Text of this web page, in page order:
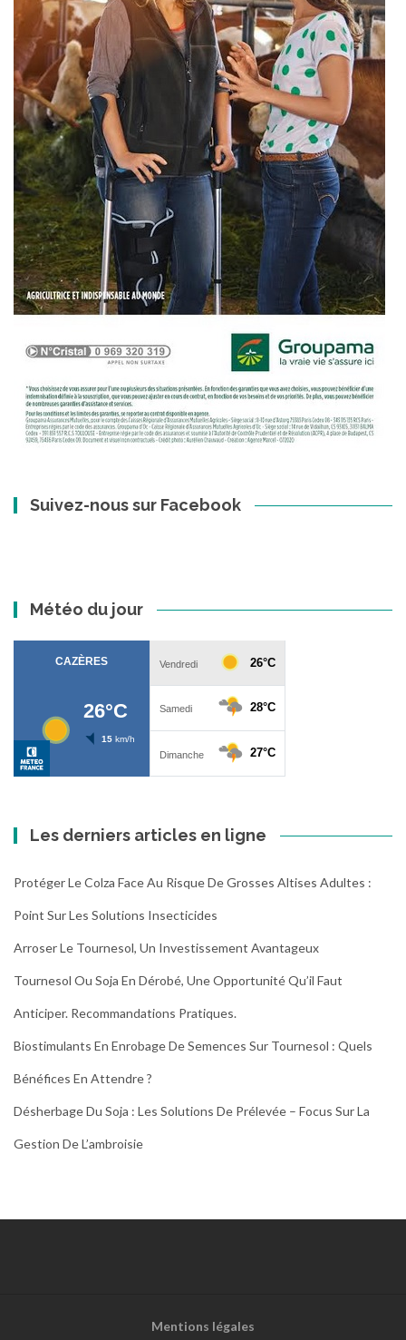
Suivez-nous sur Facebook
Météo du jour
Les derniers articles en ligne
Protéger Le Colza Face Au Risque De Grosses Altises Adultes :
Point Sur Les Solutions Insecticides
Arroser Le Tournesol, Un Investissement Avantageux
Tournesol Ou Soja En Dérobé, Une Opportunité Qu’il Faut
Anticiper. Recommandations Pratiques.
Biostimulants En Enrobage De Semences Sur Tournesol : Quels
Bénéfices En Attendre ?
Désherbage Du Soja : Les Solutions De Prélevée – Focus Sur La
Gestion De L’ambroisie
Mentions légales